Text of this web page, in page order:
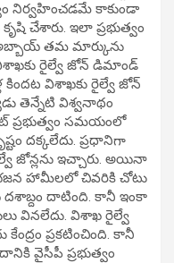
నిర్వహించడమే కాకుండా
చేశారు. ఇలా ప్రభుత్వం
తమ మార్కును
రైల్వే జోన్ డిమాండ్
కిందట విశాఖకు రైల్వే జోన్
తెన్నేటి విశ్వనాథం
ప్రభుత్వం సమయంలో
దక్కలేదు. ప్రధానిగా
ఇచ్చారు. అయినా
హామీలలో చివరికి చోటు
దశాబ్దం దాటింది. కానీ ఇంకా
వినలేదు. విశాఖ రైల్వే
ప్రకటించింది. కానీ
వైసీపీ ప్రభుత్వం